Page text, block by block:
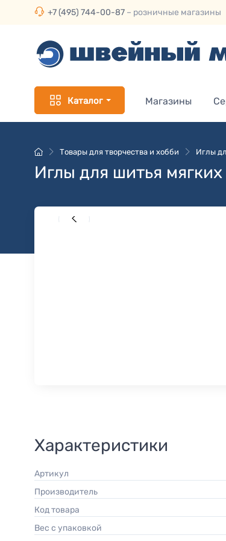
+7 (495) 744-00-87 – розничные магазины
Каталог Магазины
Товары для творчества и хобби Иглы
Иглы для шитья
Характеристики
Артикул
Производитель
Код товара
Вес с упаковкой